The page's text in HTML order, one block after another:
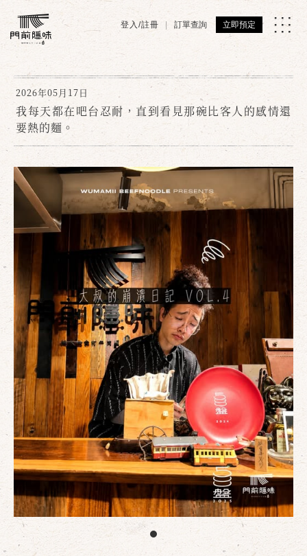
登入/註冊 訂單查詢 立即預定
2026年05月17日
我每天都在吧台忍耐，直到看見那碗比客人的感情還
要熱的麵。